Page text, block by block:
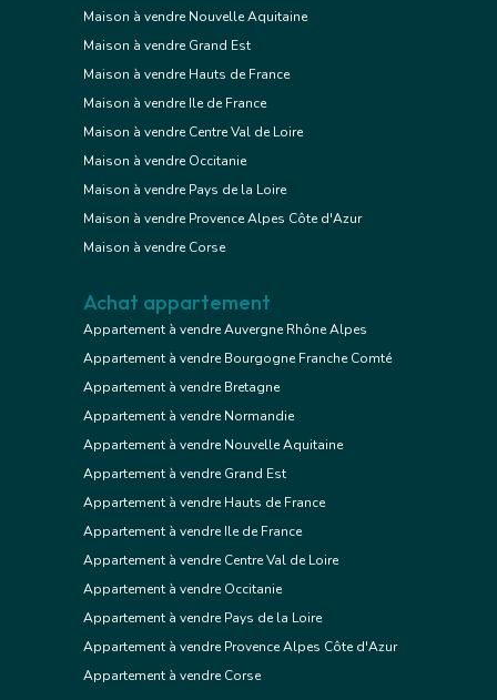
Maison à vendre Nouvelle Aquitaine
Maison à vendre Grand Est
Maison à vendre Hauts de France
Maison à vendre Ile de France
Maison à vendre Centre Val de Loire
Maison à vendre Occitanie
Maison à vendre Pays de la Loire
Maison à vendre Provence Alpes Côte d'Azur
Maison à vendre Corse
Achat appartement
Appartement à vendre Auvergne Rhône Alpes
Appartement à vendre Bourgogne Franche Comté
Appartement à vendre Bretagne
Appartement à vendre Normandie
Appartement à vendre Nouvelle Aquitaine
Appartement à vendre Grand Est
Appartement à vendre Hauts de France
Appartement à vendre Ile de France
Appartement à vendre Centre Val de Loire
Appartement à vendre Occitanie
Appartement à vendre Pays de la Loire
Appartement à vendre Provence Alpes Côte d'Azur
Appartement à vendre Corse